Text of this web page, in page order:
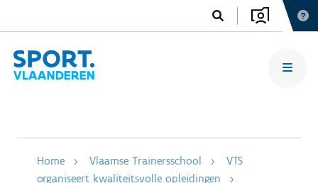
Home Vlaamse Trainersschool
VTS
organiseert kwaliteitsvolle opleidingen